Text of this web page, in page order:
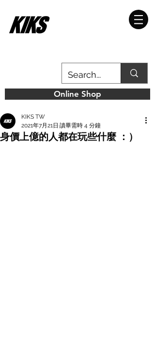
Online Shop
身價上億的人都在玩些什麼 ：）
KIKS TW
2021年7月21日 讀畢需時 4 分鐘